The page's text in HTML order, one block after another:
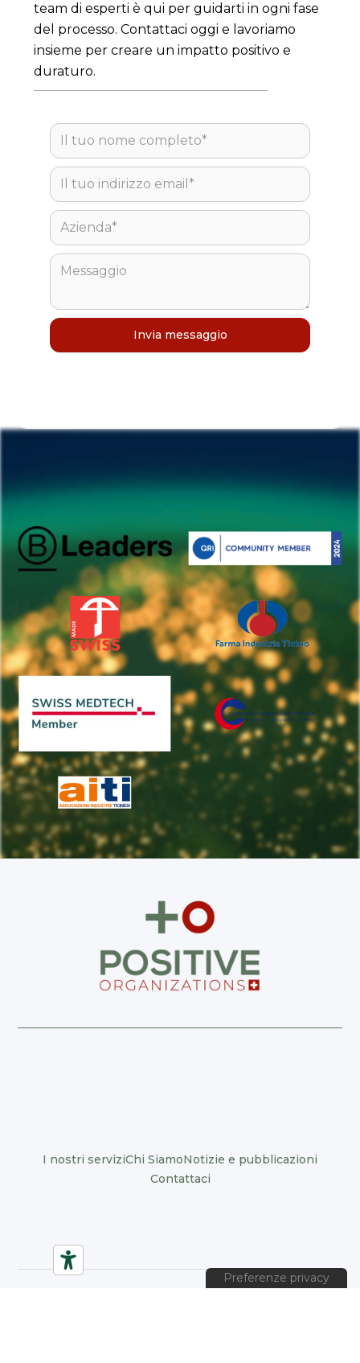
team di esperti è qui per guidarti in ogni fase
del processo. Contattaci oggi e lavoriamo
insieme per creare un impatto positivo e
duraturo.
I nostri serviziChi SiamoNotizie e pubblicazioni
Contattaci